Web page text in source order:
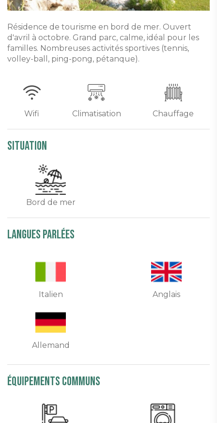
Résidence de tourisme en bord de mer. Ouvert
d'avril à octobre. Grand parc, calme, idéal pour les
familles. Nombreuses activités sportives (tennis,
volley-ball, ping-pong, pétanque).
Wifi Climatisation Chauffage
Situation
Bord de mer
Langues parlées
Italien Anglais
Allemand
équipements communs